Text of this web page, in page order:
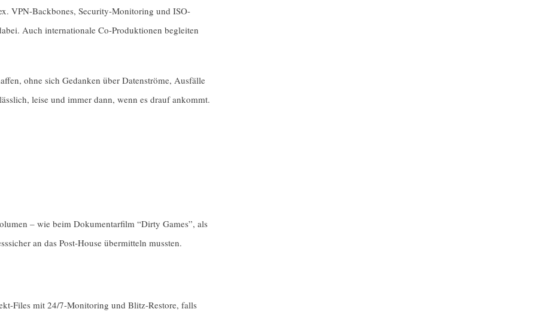
VPN-Backbones, Security-Monitoring und ISO-
Auch internationale Co-Produktionen begleiten
ohne sich Gedanken über Datenströme, Ausfälle
leise und immer dann, wenn es drauf ankommt.
– wie beim Dokumentarfilm “Dirty Games”, als
an das Post-House übermitteln mussten.
Files mit 24/7-Monitoring und Blitz-Restore, falls